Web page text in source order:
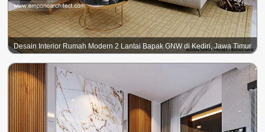
Desain Interior Rumah Modern 2 Lantai Bapak GNW di Kediri, Jawa Timur